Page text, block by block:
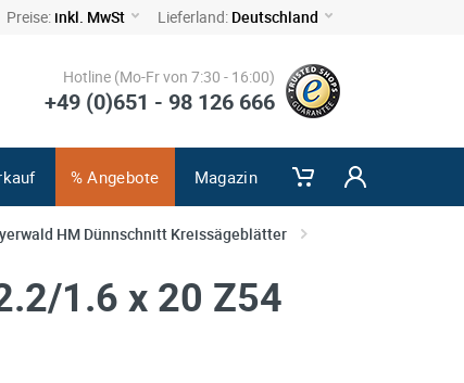
Preise: inkl. MwSt Lieferland: Deutschland
Hotline (Mo-Fr von 7:30 - 16:00)
+49 (0)651 - 98 126 666
% Angebote Magazin
HM Dünnschnitt Kreissägeblätter
1.6 x 20 Z54